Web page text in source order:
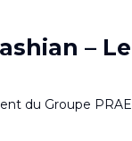
–
du Groupe